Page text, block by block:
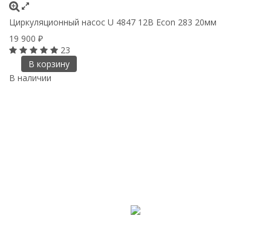
Циркуляционный насос U 4847 12В Econ 283 20мм
19 900 ₽
23
В корзину
В наличии